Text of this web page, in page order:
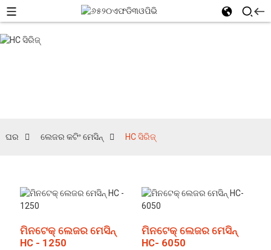
ଘର ଲେଜର କଟିଂ ମେସିନ୍ HC ସିରିଜ୍
ମିନଟେକ୍ ଲେଜର ମେସିନ୍
HC - 1250
ମିନଟେକ୍ ଲେଜର ମେସିନ୍
HC- 6050